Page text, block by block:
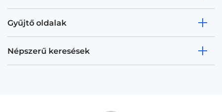
Gyűjtő oldalak
Népszerű keresések